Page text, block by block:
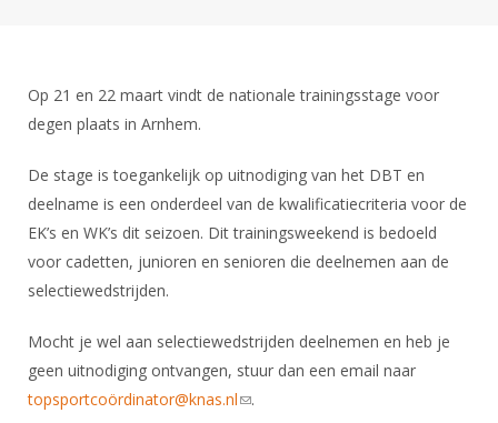
Forums
Website
Handleiding
Historie
Tarieven
Ledencijfers
Sponsors en Partners
Organisatie
Bestuur
Commissies
Ereleden
Recreatiesport
Lichtzwaardschermen
Wedstrijdsport
Inschrijven
Reglementen
Wat is topsport
Nieuws
NK's
Oranje
Talentontwikkeling
Informatie
Spreekbeurtpakket
Ouders en vereniging
Jeugdkampen
Brassardsysteem
Voor coaches en leraren
Nieuws
Forums
Schermforum
Nieuws
Zoek Vereniging
NK organiseren
Op 21 en 22 maart vindt de nationale trainingsstage voor
degen plaats in Arnhem.
De stage is toegankelijk op uitnodiging van het DBT en
deelname is een onderdeel van de kwalificatiecriteria voor de
EK’s en WK’s dit seizoen. Dit trainingsweekend is bedoeld
voor cadetten, junioren en senioren die deelnemen aan de
selectiewedstrijden.
Mocht je wel aan selectiewedstrijden deelnemen en heb je
geen uitnodiging ontvangen, stuur dan een email naar
topsportcoördinator@knas.nl(link sends e-mail)
.